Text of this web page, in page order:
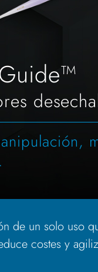
de un solo uso
costes y